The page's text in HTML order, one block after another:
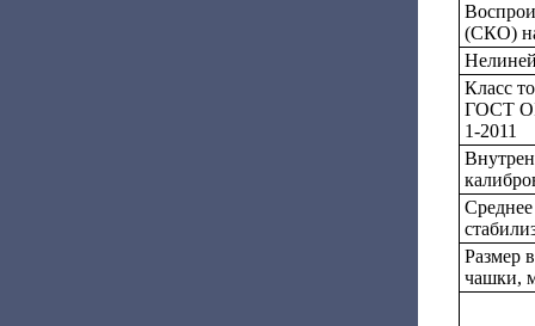
(СКО)
Класс
ГОСТ
1-2011
Размер
чашки,